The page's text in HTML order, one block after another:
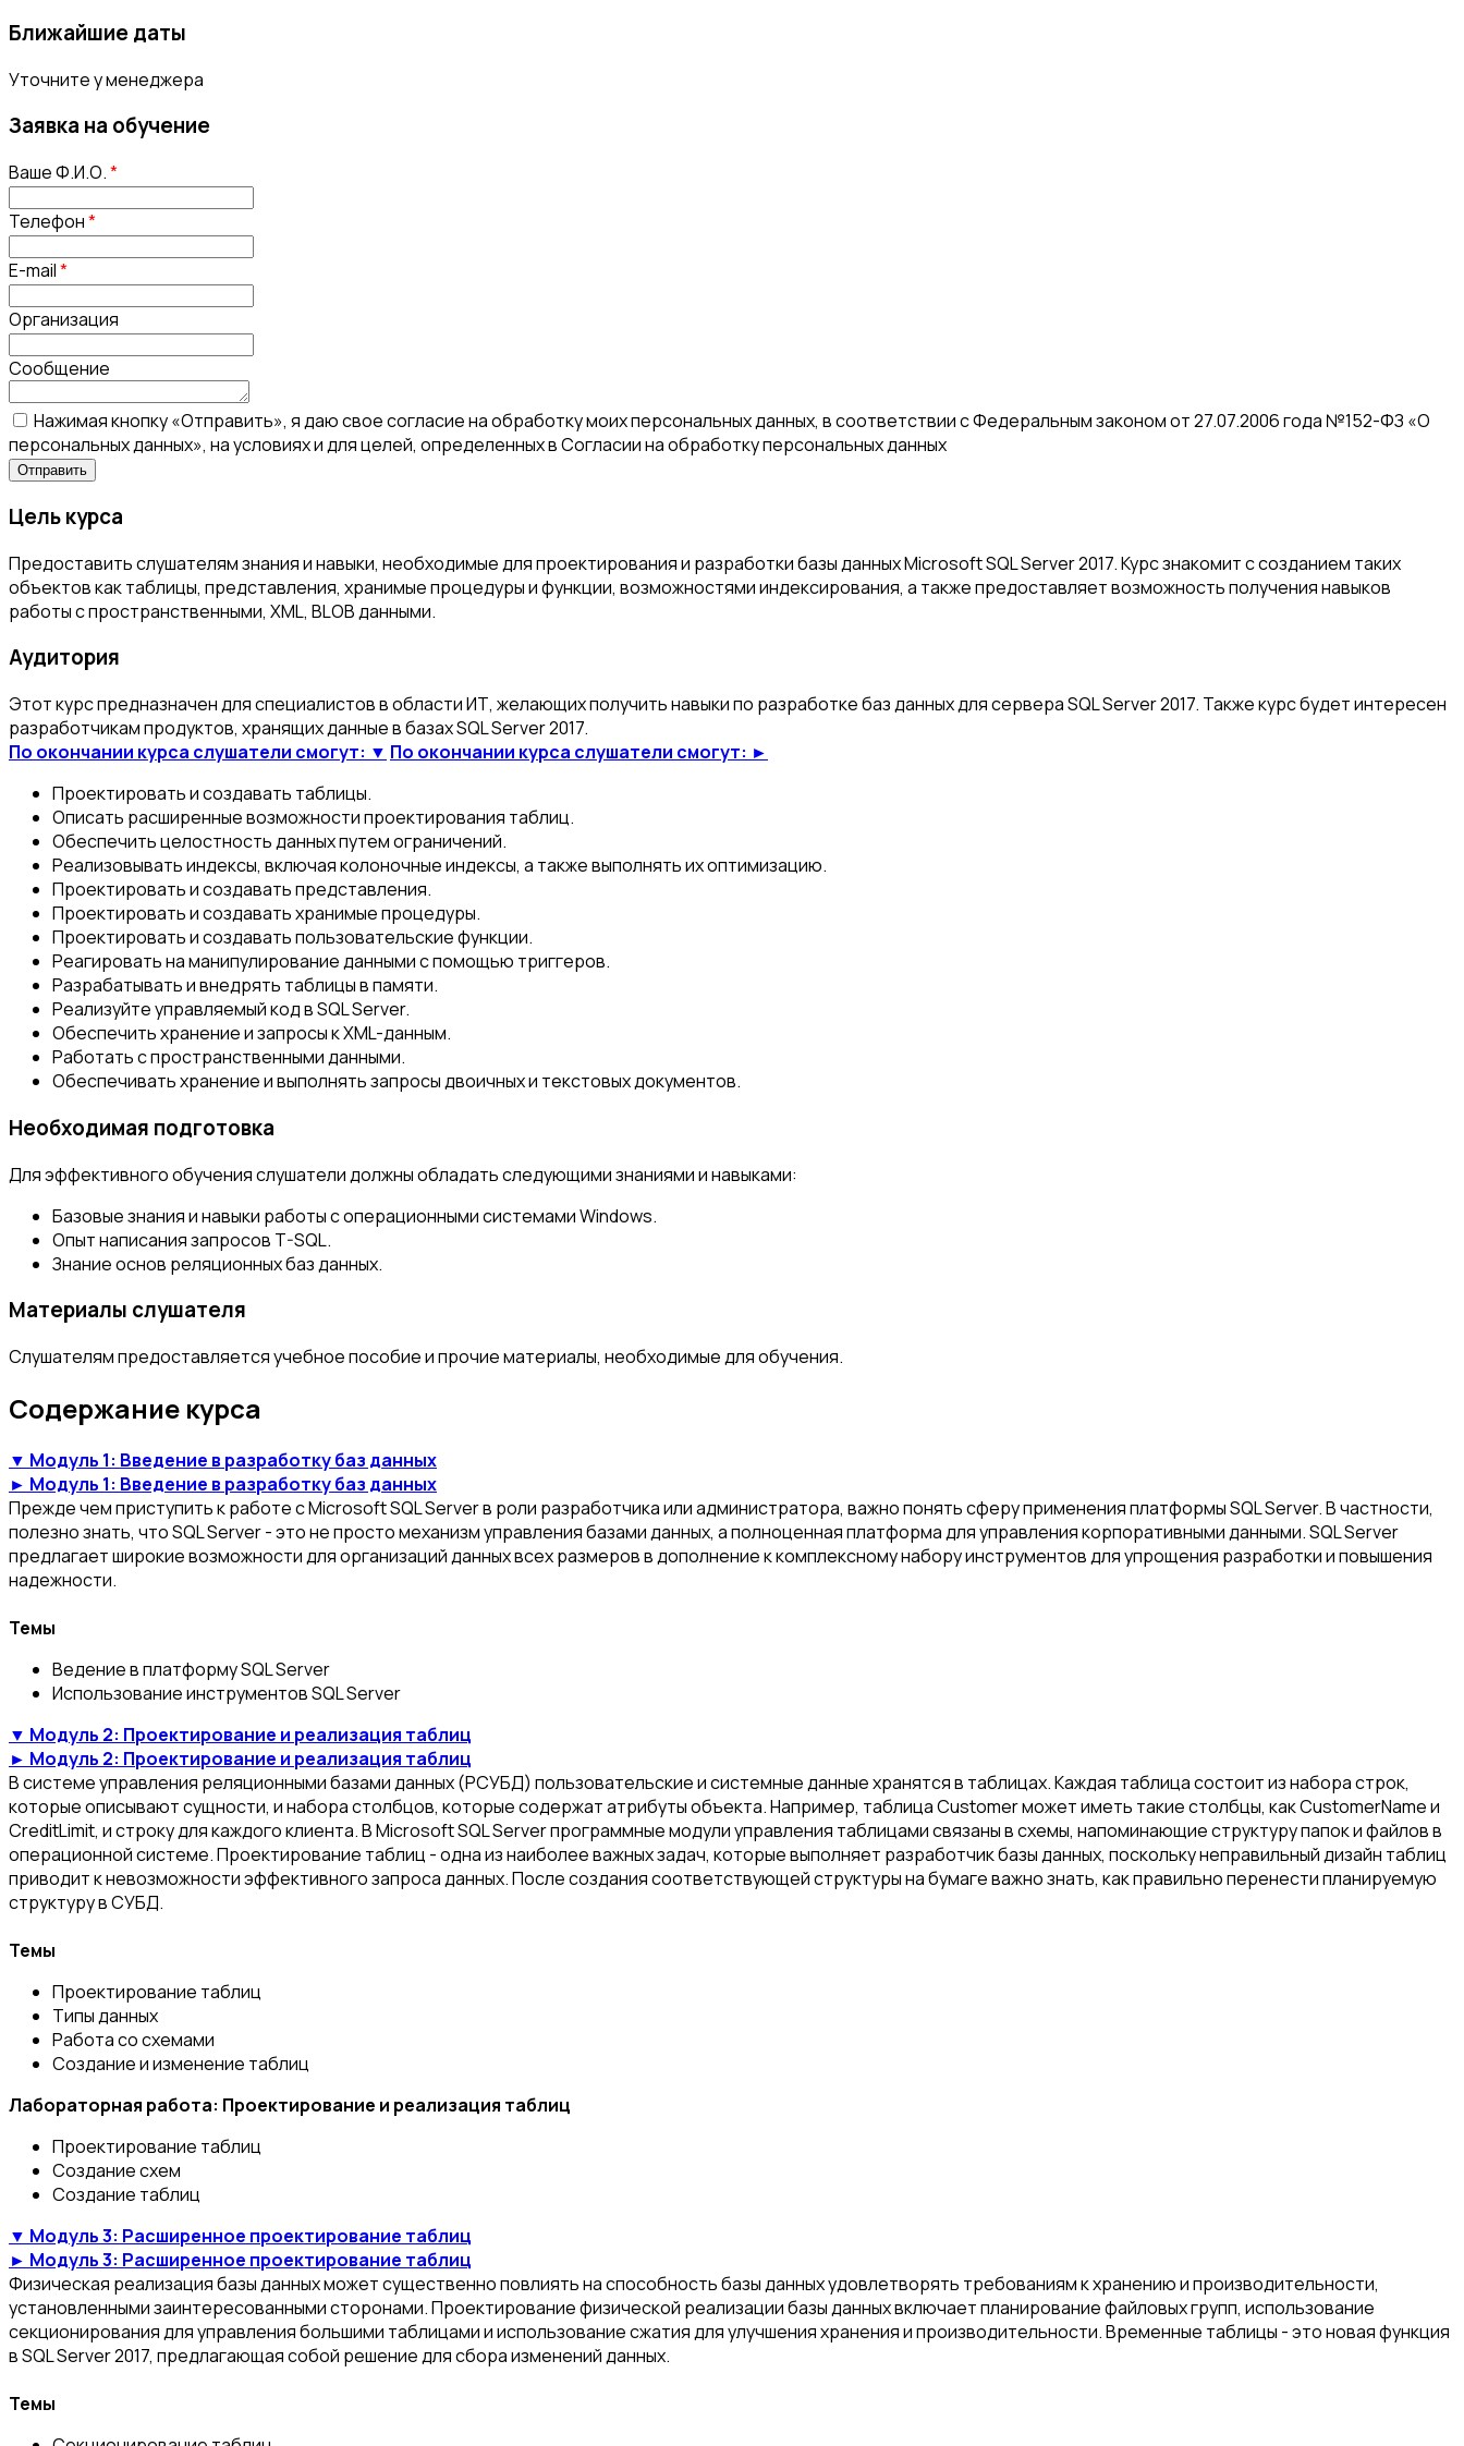
Ближайшие даты
Уточните у менеджера
Заявка на обучение
Ваше Ф.И.О.*
Телефон*
E-mail*
Организация
Сообщение
Нажимая кнопку «Отправить», я даю свое согласие на обработку моих персональных данных, в соответствии с Федеральным законом от 27.07.2006 года №152-ФЗ «О
персональных данных», на условиях и для целей, определенных в Согласии на обработку персональных данных
Цель курса
Предоставить слушателям знания и навыки, необходимые для проектирования и разработки базы данных Microsoft SQL Server 2017. Курс знакомит с созданием таких
объектов как таблицы, представления, хранимые процедуры и функции, возможностями индексирования, а также предоставляет возможность получения навыков
работы с пространственными, XML, BLOB данными.
Аудитория
Этот курс предназначен для специалистов в области ИТ, желающих получить навыки по разработке баз данных для сервера SQL Server 2017. Также курс будет интересен
разработчикам продуктов, хранящих данные в базах SQL Server 2017.
По окончании курса слушатели смогут: ▼ По окончании курса слушатели смогут: ►
Проектировать и создавать таблицы.
Описать расширенные возможности проектирования таблиц.
Обеспечить целостность данных путем ограничений.
Реализовывать индексы, включая колоночные индексы, а также выполнять их оптимизацию.
Проектировать и создавать представления.
Проектировать и создавать хранимые процедуры.
Проектировать и создавать пользовательские функции.
Реагировать на манипулирование данными с помощью триггеров.
Разрабатывать и внедрять таблицы в памяти.
Реализуйте управляемый код в SQL Server.
Обеспечить хранение и запросы к XML-данным.
Работать с пространственными данными.
Обеспечивать хранение и выполнять запросы двоичных и текстовых документов.
Необходимая подготовка
Для эффективного обучения слушатели должны обладать следующими знаниями и навыками:
Базовые знания и навыки работы с операционными системами Windows.
Опыт написания запросов T-SQL.
Знание основ реляционных баз данных.
Материалы слушателя
Слушателям предоставляется учебное пособие и прочие материалы, необходимые для обучения.
Содержание курса
▼ Модуль 1: Введение в разработку баз данных
► Модуль 1: Введение в разработку баз данных
Прежде чем приступить к работе с Microsoft SQL Server в роли разработчика или администратора, важно понять сферу применения платформы SQL Server. В частности,
полезно знать, что SQL Server - это не просто механизм управления базами данных, а полноценная платформа для управления корпоративными данными. SQL Server
предлагает широкие возможности для организаций данных всех размеров в дополнение к комплексному набору инструментов для упрощения разработки и повышения
надежности.
Темы
Ведение в платформу SQL Server
Использование инструментов SQL Server
▼ Модуль 2: Проектирование и реализация таблиц
► Модуль 2: Проектирование и реализация таблиц
В системе управления реляционными базами данных (РСУБД) пользовательские и системные данные хранятся в таблицах. Каждая таблица состоит из набора строк,
которые описывают сущности, и набора столбцов, которые содержат атрибуты объекта. Например, таблица Customer может иметь такие столбцы, как CustomerName и
CreditLimit, и строку для каждого клиента. В Microsoft SQL Server программные модули управления таблицами связаны в схемы, напоминающие структуру папок и файлов в
операционной системе. Проектирование таблиц - одна из наиболее важных задач, которые выполняет разработчик базы данных, поскольку неправильный дизайн таблиц
приводит к невозможности эффективного запроса данных. После создания соответствующей структуры на бумаге важно знать, как правильно перенести планируемую
структуру в СУБД.
Темы
Проектирование таблиц
Типы данных
Работа со схемами
Создание и изменение таблиц
Лабораторная работа: Проектирование и реализация таблиц
Проектирование таблиц
Создание схем
Создание таблиц
▼ Модуль 3: Расширенное проектирование таблиц
► Модуль 3: Расширенное проектирование таблиц
Физическая реализация базы данных может существенно повлиять на способность базы данных удовлетворять требованиям к хранению и производительности,
установленными заинтересованными сторонами. Проектирование физической реализации базы данных включает планирование файловых групп, использование
секционирования для управления большими таблицами и использование сжатия для улучшения хранения и производительности. Временные таблицы - это новая функция
в SQL Server 2017, предлагающая собой решение для сбора изменений данных.
Темы